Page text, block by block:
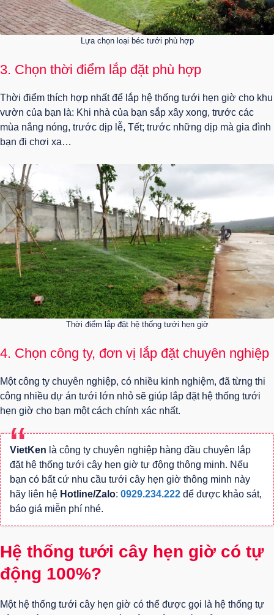
Lựa chọn loại béc tưới phù hợp
3. Chọn thời điểm lắp đặt phù hợp
Thời điểm thích hợp nhất để lắp hệ thống tưới hẹn giờ cho khu
vườn của bạn là: Khi nhà của bạn sắp xây xong, trước các
mùa nắng nóng, trước dịp lễ, Tết; trước những dịp mà gia đình
bạn đi chơi xa…
Thời điểm lắp đặt hệ thống tưới hẹn giờ
4. Chọn công ty, đơn vị lắp đặt chuyên nghiệp
Một công ty chuyên nghiệp, có nhiều kinh nghiệm, đã từng thi
công nhiều dự án tưới lớn nhỏ sẽ giúp lắp đặt hệ thống tưới
hẹn giờ cho bạn một cách chính xác nhất.
VietKen là công ty chuyên nghiệp hàng đầu chuyên lắp
đặt hệ thống tưới cây hẹn giờ tự động thông minh. Nếu
bạn có bất cứ nhu cầu tưới cây hẹn giờ thông minh này
hãy liên hệ Hotline/Zalo: 0929.234.222 để được khảo sát,
báo giá miễn phí nhé.
Hệ thống tưới cây hẹn giờ có tự
động 100%?
Một hệ thống tưới cây hẹn giờ có thể được gọi là hệ thống tự